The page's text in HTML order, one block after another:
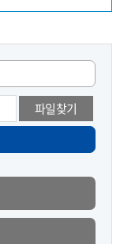
파일찾기